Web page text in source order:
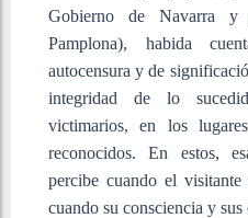
Gobierno de Navarra
Pamplona), habida
autocensura y de
integridad de lo
victimarios, en los
reconocidos. En estos,
percibe cuando el
cuando su consciencia y